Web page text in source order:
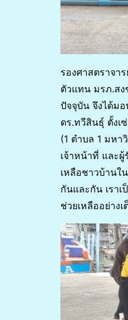
รองศาสตราจา
ตัวแทน มรภ.สง
ปัจจุบัน จึงได้ม
ดร.ทวีสินธุ์ ตั้งเ
(1 ตำบล 1 มหา
เจ้าหน้าที่ และ
เหลือชาวบ้านใ
กันและกัน เรา
ช่วยเหลืออย่างเ